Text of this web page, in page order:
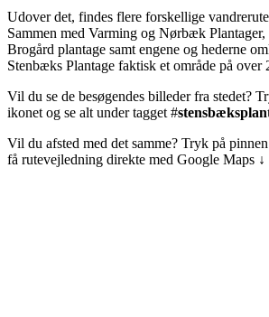
Udover det, findes flere forskellige
Sammen med Varming og Nørbæk
Brogård plantage samt engene og hederne
Stenbæks Plantage faktisk et område på over
Vil du se de besøgendes billeder fra stedet?
ikonet og se alt under tagget #
Vil du afsted med det samme? Tryk på
få rutevejledning direkte med Google Maps ↓